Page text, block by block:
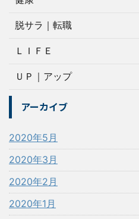
脱サラ｜転職
ＬＩＦＥ
ＵＰ｜アップ
アーカイブ
2020年5月
2020年3月
2020年2月
2020年1月